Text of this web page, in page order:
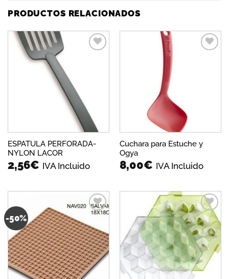
PRODUCTOS RELACIONADOS
ESPATULA PERFORADA-
NYLON LACOR
2,56€ IVA Incluido
Cuchara para Estuche y
Ogya
8,00€ IVA Incluido
-50%
a la
lista de
deseos
Añadir
a la
lista de
deseos